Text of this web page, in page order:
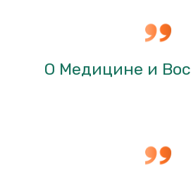
О Медицине и